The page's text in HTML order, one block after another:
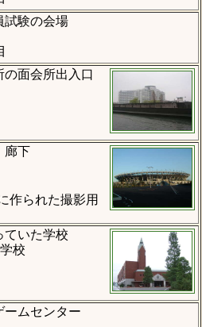
試験の会場
面会所出入口
廊下
作られた撮影用
ていた学校
校
ームセンター